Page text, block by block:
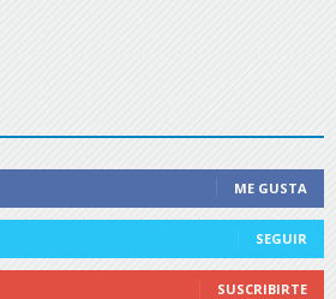
ME GUSTA
SEGUIR
SUSCRIBIRTE